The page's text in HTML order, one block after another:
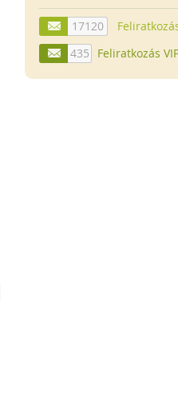
17120
435
Feliratkozás